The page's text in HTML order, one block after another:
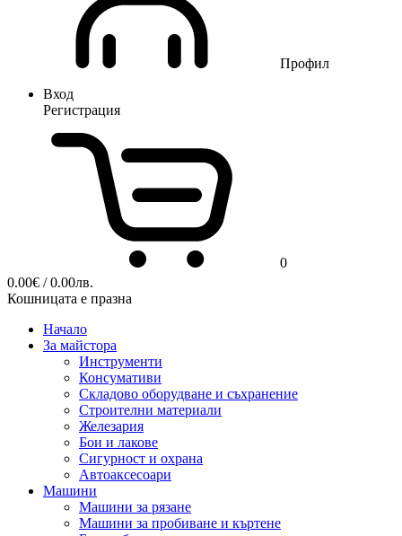
Профил
Вход
Регистрация
0
0.00€ / 0.00лв.
Кошницата е празна
Начало
За майстора
Инструменти
Консумативи
Складово оборудване и съхранение
Строителни материали
Железария
Бои и лакове
Сигурност и охрана
Автоаксесоари
Машини
Машини за рязане
Машини за пробиване и къртене